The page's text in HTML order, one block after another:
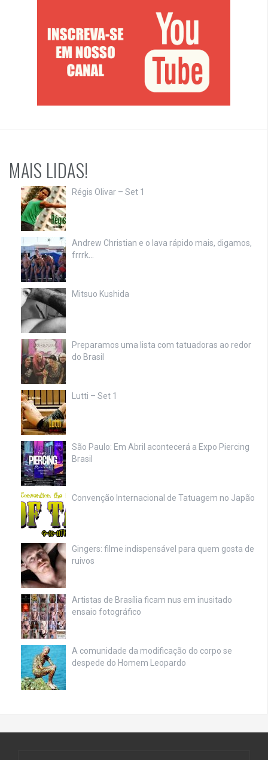
MAIS LIDAS!
Régis Olivar – Set 1
Andrew Christian e o lava rápido mais, digamos,
frrrk…
Mitsuo Kushida
Preparamos uma lista com tatuadoras ao redor
do Brasil
Lutti – Set 1
São Paulo: Em Abril acontecerá a Expo Piercing
Brasil
Convenção Internacional de Tatuagem no Japão
Gingers: filme indispensável para quem gosta de
ruivos
Artistas de Brasília ficam nus em inusitado
ensaio fotográfico
A comunidade da modificação do corpo se
despede do Homem Leopardo